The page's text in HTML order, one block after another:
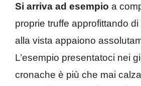
Si arriva ad esempio a
proprie truffe approfittando
alla vista appaiono
L’esempio presentatoci nei
cronache è più che mai